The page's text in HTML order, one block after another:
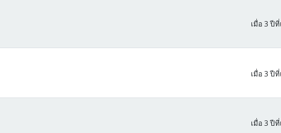
เมื่อ 3 ปี
เมื่อ 3 ปี
เมื่อ 3 ปี